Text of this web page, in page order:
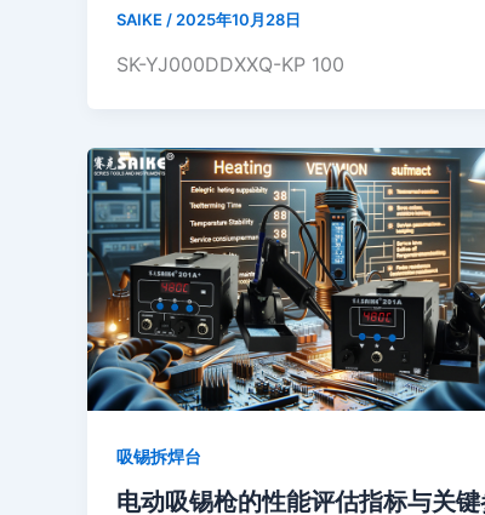
SAIKE / 2025年10月28日
SK-YJ000DDXXQ-KP 100
吸锡拆焊台
电动吸锡枪的性能评估指标与关